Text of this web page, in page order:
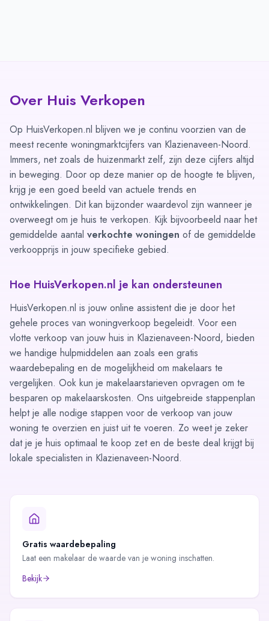
Over Huis Verkopen
Op HuisVerkopen.nl blijven we je continu voorzien van de
meest recente woningmarktcijfers van Klazienaveen-Noord.
Immers, net zoals de huizenmarkt zelf, zijn deze cijfers altijd
in beweging. Door op deze manier op de hoogte te blijven,
krijg je een goed beeld van actuele trends en
ontwikkelingen. Dit kan bijzonder waardevol zijn wanneer je
overweegt om je huis te verkopen. Kijk bijvoorbeeld naar het
gemiddelde aantal verkochte woningen of de gemiddelde
verkoopprijs in jouw specifieke gebied.
Hoe HuisVerkopen.nl je kan ondersteunen
HuisVerkopen.nl is jouw online assistent die je door het
gehele proces van woningverkoop begeleidt. Voor een
vlotte verkoop van jouw huis in Klazienaveen-Noord, bieden
we handige hulpmiddelen aan zoals een gratis
waardebepaling en de mogelijkheid om makelaars te
vergelijken. Ook kun je makelaarstarieven opvragen om te
besparen op makelaarskosten. Ons uitgebreide stappenplan
helpt je alle nodige stappen voor de verkoop van jouw
woning te overzien en juist uit te voeren. Zo weet je zeker
dat je je huis optimaal te koop zet en de beste deal krijgt bij
lokale specialisten in Klazienaveen-Noord.
Gratis waardebepaling
Laat een makelaar de waarde van je woning inschatten.
Bekijk